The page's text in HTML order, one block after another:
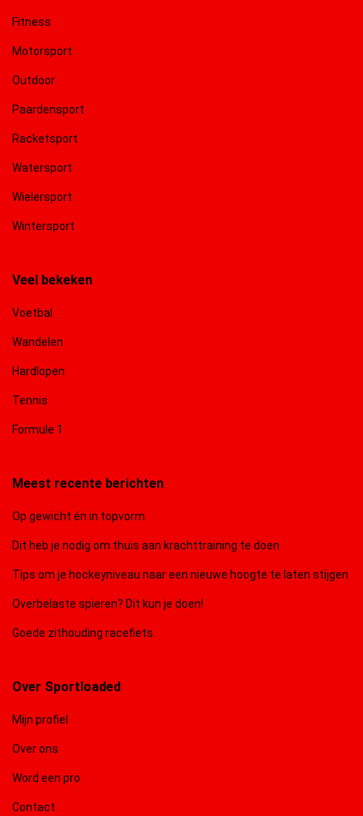
Fitness
Motorsport
Outdoor
Paardensport
Racketsport
Watersport
Wielersport
Wintersport
Veel bekeken
Voetbal
Wandelen
Hardlopen
Tennis
Formule 1
Meest recente berichten
Op gewicht én in topvorm
Dit heb je nodig om thuis aan krachttraining te doen
Tips om je hockeyniveau naar een nieuwe hoogte te laten stijgen
Overbelaste spieren? Dit kun je doen!
Goede zithouding racefiets
Over Sportloaded
Mijn profiel
Over ons
Word een pro
Contact